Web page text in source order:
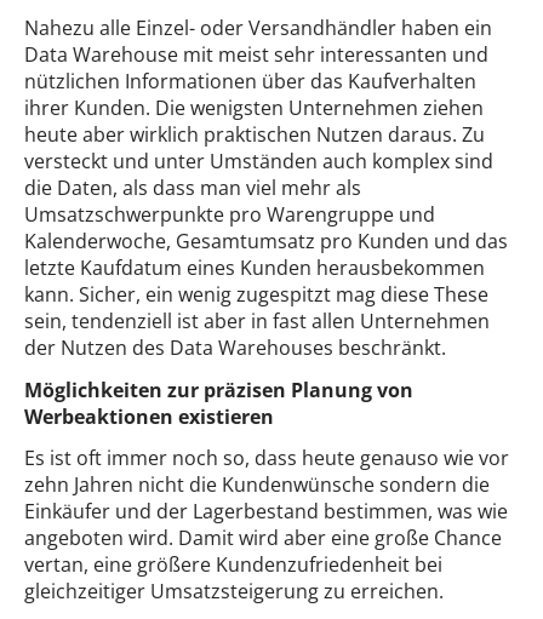
Nahezu alle Einzel- oder Versandhändler haben ein
Data Warehouse mit meist sehr interessanten und
nützlichen Informationen über das Kaufverhalten
ihrer Kunden. Die wenigsten Unternehmen ziehen
heute aber wirklich praktischen Nutzen daraus. Zu
versteckt und unter Umständen auch komplex sind
die Daten, als dass man viel mehr als
Umsatzschwerpunkte pro Warengruppe und
Kalenderwoche, Gesamtumsatz pro Kunden und das
letzte Kaufdatum eines Kunden herausbekommen
kann. Sicher, ein wenig zugespitzt mag diese These
sein, tendenziell ist aber in fast allen Unternehmen
der Nutzen des Data Warehouses beschränkt.
Möglichkeiten zur präzisen Planung von
Werbeaktionen existieren
Es ist oft immer noch so, dass heute genauso wie vor
zehn Jahren nicht die Kundenwünsche sondern die
Einkäufer und der Lagerbestand bestimmen, was wie
angeboten wird. Damit wird aber eine große Chance
vertan, eine größere Kundenzufriedenheit bei
gleichzeitiger Umsatzsteigerung zu erreichen.